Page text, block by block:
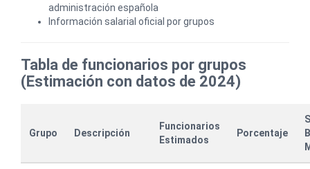
administración española
Información salarial oficial por grupos
Tabla de funcionarios por grupos
(Estimación con datos de 2024)
Grupo Descripción
Funcionarios
Estimados
Porcentaje